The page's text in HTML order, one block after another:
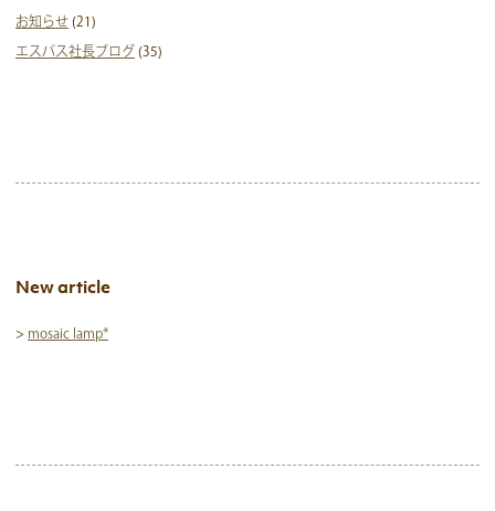
お知らせ (21)
エスパス社長ブログ (35)
New article
> mosaic lamp*